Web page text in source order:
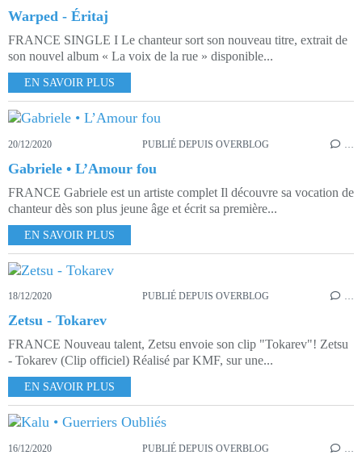
Warped - Éritaj
FRANCE SINGLE I Le chanteur sort son nouveau titre, extrait de
son nouvel album « La voix de la rue » disponible...
EN SAVOIR PLUS
20/12/2020 PUBLIÉ DEPUIS OVERBLOG
Gabriele • L’Amour fou
FRANCE Gabriele est un artiste complet Il découvre sa vocation de
chanteur dès son plus jeune âge et écrit sa première...
EN SAVOIR PLUS
18/12/2020 PUBLIÉ DEPUIS OVERBLOG …
Zetsu - Tokarev
FRANCE Nouveau talent, Zetsu envoie son clip "Tokarev"! Zetsu
- Tokarev (Clip officiel) Réalisé par KMF, sur une...
EN SAVOIR PLUS
16/12/2020 PUBLIÉ DEPUIS OVERBLOG